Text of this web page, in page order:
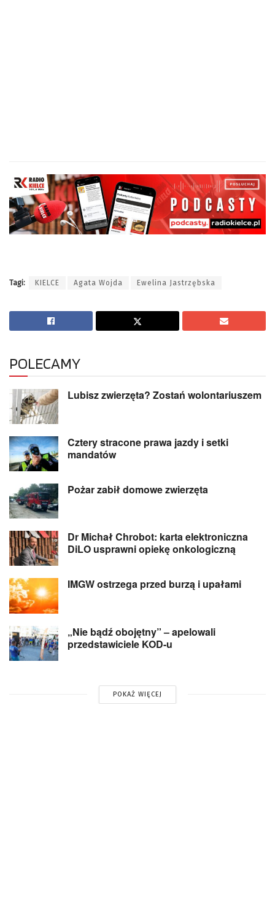
Tagi: KIELCE Agata Wojda Ewelina Jastrzębska
POLECAMY
Lubisz zwierzęta? Zostań wolontariuszem
Cztery stracone prawa jazdy i setki
mandatów
Pożar zabił domowe zwierzęta
Dr Michał Chrobot: karta elektroniczna
DiLO usprawni opiekę onkologiczną
IMGW ostrzega przed burzą i upałami
„Nie bądź obojętny” – apelowali
przedstawiciele KOD-u
POKAŻ WIĘCEJ